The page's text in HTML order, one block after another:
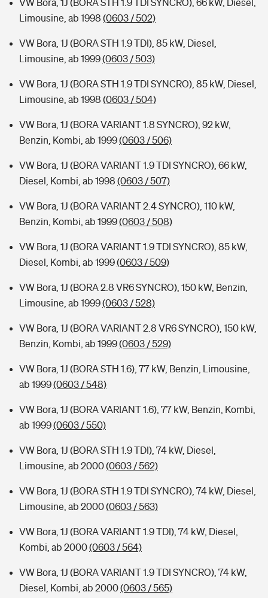
VW Bora, 1J (BORA STH 1.9 TDI SYNCRO), 66 kW, Diesel,
Limousine, ab 1998 (0603 / 502)
VW Bora, 1J (BORA STH 1.9 TDI), 85 kW, Diesel,
Limousine, ab 1999(0603 / 503)
VW Bora, 1J (BORA STH 1.9 TDI SYNCRO), 85 kW, Diesel,
Limousine, ab 1998 (0603 / 504)
VW Bora, 1J (BORA VARIANT 1.8 SYNCRO), 92 kW,
Benzin, Kombi, ab 1999(0603 / 506)
VW Bora, 1J (BORA VARIANT 1.9 TDI SYNCRO), 66 kW,
Diesel, Kombi, ab 1998 (0603 / 507)
VW Bora, 1J (BORA VARIANT 2.4 SYNCRO), 110 kW,
Benzin, Kombi, ab 1999(0603 / 508)
VW Bora, 1J (BORA VARIANT 1.9 TDI SYNCRO), 85 kW,
Diesel, Kombi, ab 1999(0603 / 509)
VW Bora, 1J (BORA 2.8 VR6 SYNCRO), 150 kW, Benzin,
Limousine, ab 1999(0603 / 528)
VW Bora, 1J (BORA VARIANT 2.8 VR6 SYNCRO), 150 kW,
Benzin, Kombi, ab 1999(0603 / 529)
VW Bora, 1J (BORA STH 1.6), 77 kW, Benzin, Limousine,
ab 1999(0603 / 548)
VW Bora, 1J (BORA VARIANT 1.6), 77 kW, Benzin, Kombi,
ab 1999(0603 / 550)
VW Bora, 1J (BORA STH 1.9 TDI), 74 kW, Diesel,
Limousine, ab 2000(0603 / 562)
VW Bora, 1J (BORA STH 1.9 TDI SYNCRO), 74 kW, Diesel,
Limousine, ab 2000(0603 / 563)
VW Bora, 1J (BORA VARIANT 1.9 TDI), 74 kW, Diesel,
Kombi, ab 2000(0603 / 564)
VW Bora, 1J (BORA VARIANT 1.9 TDI SYNCRO), 74 kW,
Diesel, Kombi, ab 2000(0603 / 565)